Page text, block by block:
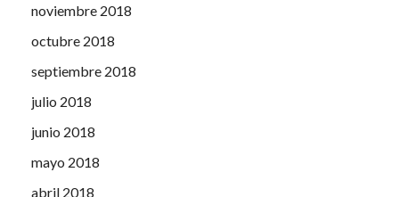
noviembre 2018
octubre 2018
septiembre 2018
julio 2018
junio 2018
mayo 2018
abril 2018